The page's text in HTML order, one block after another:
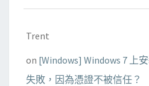
Trent
on [Windows] Windows 7 上
失敗，因為憑證不被信任？